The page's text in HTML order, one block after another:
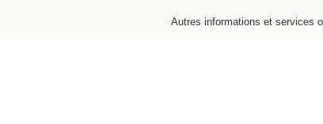
Autres informations et services